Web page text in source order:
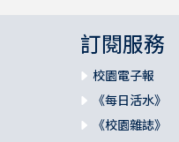
訂閱服務
校園電子報
《每日活水》
《校園雜誌》